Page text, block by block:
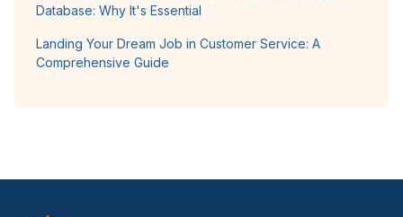
Database: Why It's Essential
Landing Your Dream Job in Customer Service: A
Comprehensive Guide